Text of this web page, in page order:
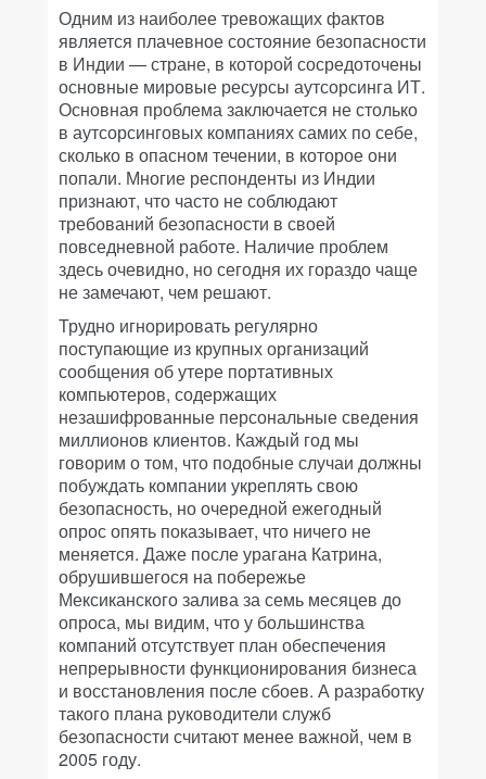
Одним из наиболее тревожащих фактов
является плачевное состояние безопасности
в Индии — стране, в которой сосредоточены
основные мировые ресурсы аутсорсинга ИТ.
Основная проблема заключается не столько
в аутсорсинговых компаниях самих по себе,
сколько в опасном течении, в которое они
попали. Многие респонденты из Индии
признают, что часто не соблюдают
требований безопасности в своей
повседневной работе. Наличие проблем
здесь очевидно, но сегодня их гораздо чаще
не замечают, чем решают.
Трудно игнорировать регулярно
поступающие из крупных организаций
сообщения об утере портативных
компьютеров, содержащих
незашифрованные персональные сведения
миллионов клиентов. Каждый год мы
говорим о том, что подобные случаи должны
побуждать компании укреплять свою
безопасность, но очередной ежегодный
опрос опять показывает, что ничего не
меняется. Даже после урагана Катрина,
обрушившегося на побережье
Мексиканского залива за семь месяцев до
опроса, мы видим, что у большинства
компаний отсутствует план обеспечения
непрерывности функционирования бизнеса
и восстановления после сбоев. А разработку
такого плана руководители служб
безопасности считают менее важной, чем в
2005 году.